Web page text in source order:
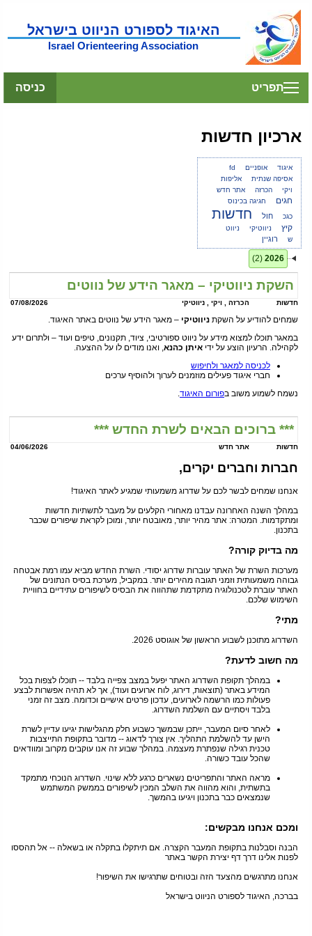
האיגוד לספורט הניווט בישראל
Israel Orienteering Association
כניסה תפריט
ארכיון חדשות
fd אופניים
איגוד
אליפות
אסיפה שנתית
אתר חדש
הכרזה
ויקי
חגיגה בכינוס
חגים
חדשות חול
כגכ
ניווט
ניווטיקי קיץ
רוגיין ש
2026
(2)
השקת ניווטיקי – מאגר הידע של נווטים
חדשות הכרזה , ויקי , ניווטיקי 07/08/2026
שמחים להודיע על השקת ניווטיקי – מאגר הידע של נווטים באתר האיגוד.
במאגר תוכלו למצוא מידע על ניווט ספורטיבי, ציוד, תקנונים, טיפים ועוד – ולתרום ידע
לקהילה. הרעיון הוצע על ידי איתן כהנא, ואנו מודים לו על ההצעה.
לכניסה למאגר ולחיפוש
חברי איגוד פעילים מוזמנים לערוך ולהוסיף ערכים
נשמח לשמוע משוב בפורום האיגוד.
*** ברוכים הבאים לשרת החדש ***
חדשות אתר חדש 04/06/2026
חברות וחברים יקרים,
אנחנו שמחים לבשר לכם על שדרוג משמעותי שמגיע לאתר האיגוד!
במהלך השנה האחרונה עבדנו מאחורי הקלעים על מעבר לתשתיות חדשות
ומתקדמות. המטרה: אתר מהיר יותר, מאובטח יותר, ומוכן לקראת שיפורים שכבר
בתכנון.
מה בדיוק קורה?
מערכות השרת של האתר עוברות שדרוג יסודי. השרת החדש מביא עמו רמת אבטחה
גבוהה משמעותית וזמני תגובה מהירים יותר. במקביל, מערכת בסיס הנתונים של
האתר עוברת לטכנולוגיה מתקדמת שתהווה את הבסיס לשיפורים עתידיים בחוויית
השימוש שלכם.
מתי?
השדרוג מתוכנן לשבוע הראשון של אוגוסט 2026.
מה חשוב לדעת?
במהלך תקופת השדרוג האתר יפעל במצב צפייה בלבד -- תוכלו לצפות בכל
המידע באתר (תוצאות, דירוג, לוח ארועים ועוד), אך לא תהיה אפשרות לבצע
פעולות כמו הרשמה לארועים, עדכון פרטים אישיים וכדומה. מצב זה זמני
בלבד ויסתיים עם השלמת השדרוג.
לאחר סיום המעבר, ייתכן שבמשך כשבוע חלק מהגלישות יגיעו עדיין לשרת
הישן עד להשלמת התהליך. אין צורך לדאוג -- מדובר בתקופת התייצבות
טכנית רגילה שנפתרת מעצמה. במהלך שבוע זה אנו עוקבים מקרוב ומוודאים
שהכל עובד כשורה.
מראה האתר והתפריטים נשארים כרגע ללא שינוי. השדרוג הנוכחי מתמקד
בתשתית, והוא מהווה את השלב המכין לשיפורים בממשק המשתמש
שנמצאים כבר בתכנון ויגיעו בהמשך.
ומכם אנחנו מבקשים:
הבנה וסבלנות בתקופת המעבר הקצרה. אם תיתקלו בתקלה או בשאלה -- אל תהססו
לפנות אלינו דרך דף יצירת הקשר באתר
אנחנו מתרגשים מהצעד הזה ובטוחים שתרגישו את השיפור!
בברכה, האיגוד לספורט הניווט בישראל